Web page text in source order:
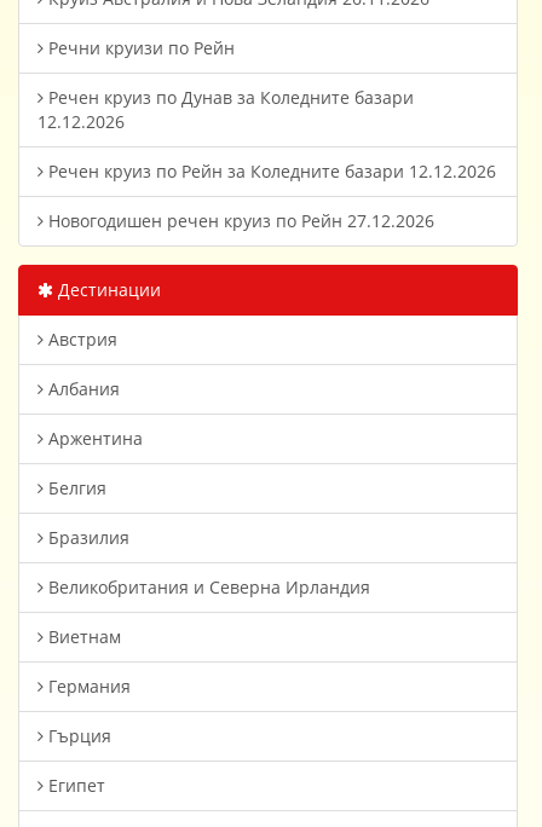
Речни круизи по Рейн
Речен круиз по Дунав за Коледните базари
12.12.2026
Речен круиз по Рейн за Коледните базари 12.12.2026
Новогодишен речен круиз по Рейн 27.12.2026
Дестинации
Австрия
Албания
Аржентина
Белгия
Бразилия
Великобритания и Северна Ирландия
Виетнам
Германия
Гърция
Египет